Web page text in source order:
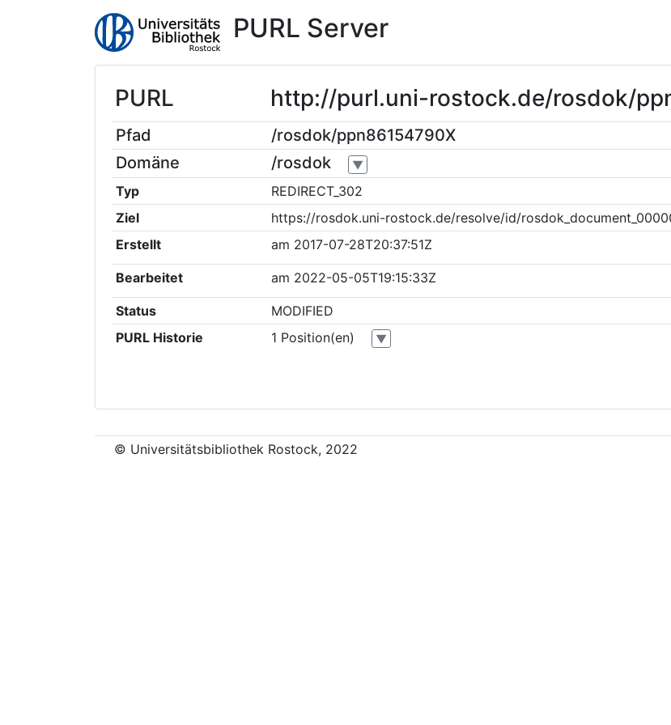
PURL Server
PURL http://purl.uni-rostock.de/rosdok/
Pfad
/rosdok/ppn86154790X
Domäne
/rosdok ▼
Typ
REDIRECT_302
Ziel
https://rosdok.uni-rostock.de/resolve/id/
Erstellt
am 2017-07-28T20:37:51Z
Bearbeitet am 2022-05-05T19:15:33Z
Status
MODIFIED
PURL Historie
1 Position(en) ▼
© Universitätsbibliothek Rostock, 2022